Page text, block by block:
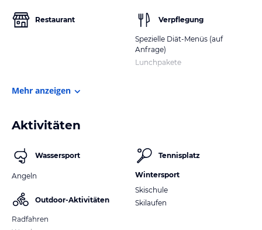
Restaurant Verpflegung
Spezielle Diät-Menüs (auf
Anfrage)
Lunchpakete
Mehr anzeigen
Aktivitäten
Wassersport
Angeln
Outdoor-Aktivitäten
Radfahren
Tennisplatz
Wintersport
Skischule
Skilaufen